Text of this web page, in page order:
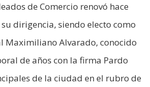
de Comercio renovó hace
dirigencia, siendo electo como
Maximiliano Alvarado, conocido
de años con la firma Pardo
de la ciudad en el rubro de